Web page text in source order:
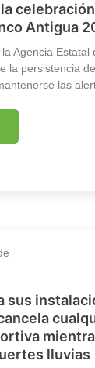
Antigua
Agencia Estatal
la persistencia
las
sus
lluvias